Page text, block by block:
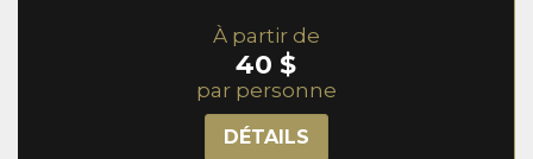
À partir de
40 $
par personne
DÉTAILS